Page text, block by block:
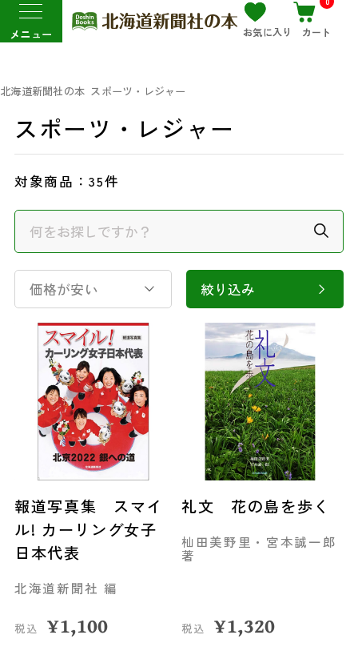
メニュー お気に入り カート
北海道新聞社の本 スポーツ・レジャー
スポーツ・レジャー
対象商品：35件
価格が安い 絞り込み
報道写真集 スマイ
ル! カーリング女子
日本代表
北海道新聞社 編
税込 ¥1,100
礼文 花の島を歩く
杣田美野里・宮本誠一郎
著
税込 ¥1,320